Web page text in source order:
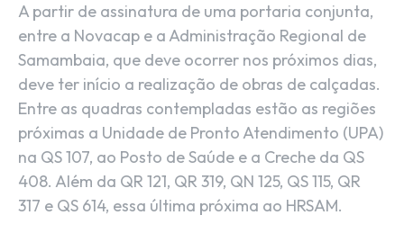
A partir de assinatura de uma portaria conjunta,
entre a Novacap e a Administração Regional de
Samambaia, que deve ocorrer nos próximos dias,
deve ter início a realização de obras de calçadas.
Entre as quadras contempladas estão as regiões
próximas a Unidade de Pronto Atendimento (UPA)
na QS 107, ao Posto de Saúde e a Creche da QS
408. Além da QR 121, QR 319, QN 125, QS 115, QR
317 e QS 614, essa última próxima ao HRSAM.